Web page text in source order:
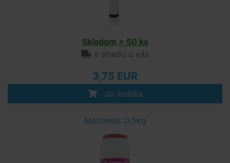
Skladom > 50 ks
v stredu u vás
3,75 EUR
do košíka
Mastenec 0,5kg